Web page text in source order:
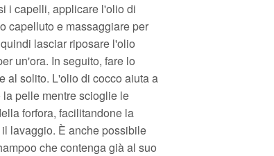
i capelli, applicare l'olio di
capelluto e massaggiare per
lasciar riposare l'olio
un'ora. In seguito, fare lo
al solito. L'olio di cocco aiuta a
la pelle mentre scioglie le
forfora, facilitandone la
lavaggio. È anche possibile
che contenga già al suo